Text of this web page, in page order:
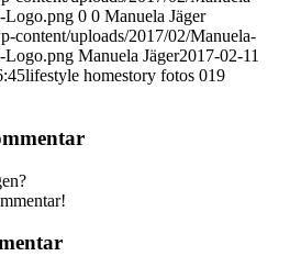
Logo.png 0 0 Manuela Jäger
content/uploads/2017/02/Manuela-
Logo.png Manuela Jäger2017-02-11
lifestyle homestory fotos 019